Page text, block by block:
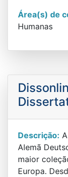
Área(s) de
Humanas
Descrição:
Alemã
maior
Europa.